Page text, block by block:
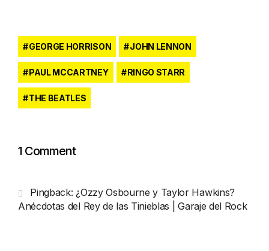
GEORGE HORRISON JOHN LENNON
PAUL MCCARTNEY RINGO STARR
THE BEATLES
1 Comment
Pingback: ¿Ozzy Osbourne y Taylor Hawkins?
Anécdotas del Rey de las Tinieblas | Garaje del Rock